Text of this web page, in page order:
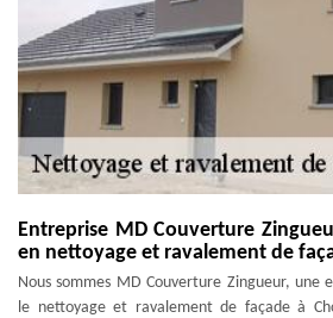
Entreprise MD Couverture
en nettoyage et ravalement de
Nous sommes MD Couverture Zingueur, une
le nettoyage et ravalement de façade à